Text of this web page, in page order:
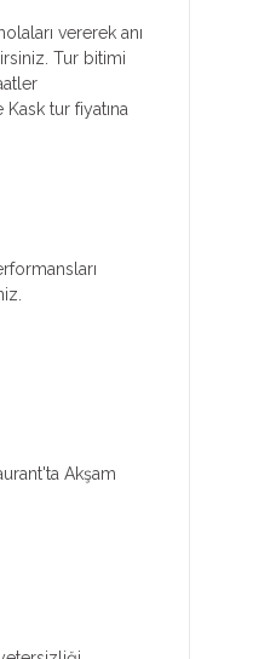
vererek anı
Tur bitimi
tur fiyatına
Akşam